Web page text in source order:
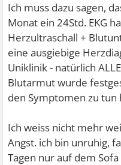
Ich muss dazu sagen,
Monat ein 24Std. EKG
Herzultraschall +
eine ausgiebige
Uniklinik - natürlich
Blutarmut wurde
den Symptomen zu tun
Ich weiss nicht mehr
Angst. ich bin unruhig,
Tagen nur auf dem